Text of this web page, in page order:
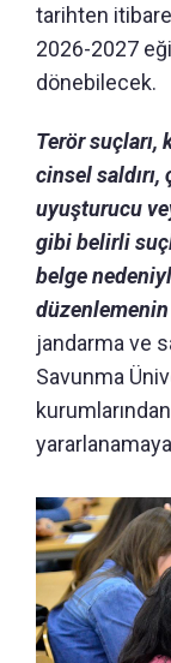
tarihten
2026-2027
dönebilecek.
Terör suçları,
cinsel
uyuşturucu
gibi belirli
belge
düzenlemenin
jandarma ve
Savunma